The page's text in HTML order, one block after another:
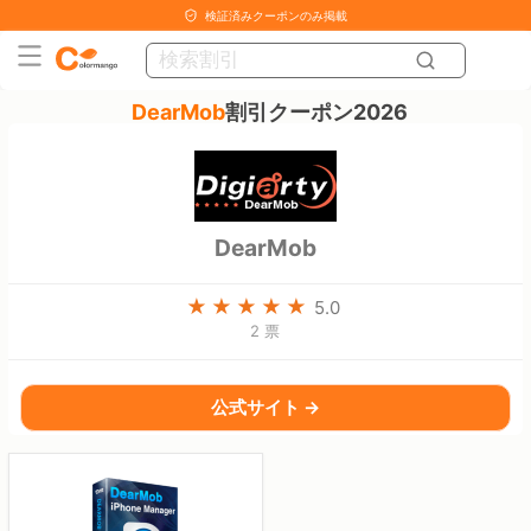
検証済みクーポンのみ掲載
DearMob割引クーポン2026
DearMob
5.0
2 票
公式サイト →